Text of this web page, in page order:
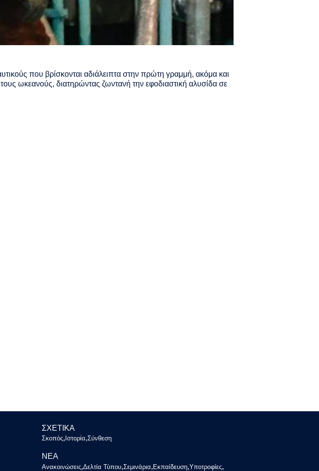
που βρίσκονται αδιάλειπτα στην πρώτη γραμμή, ακόμα και
ωκεανούς, διατηρώντας ζωντανή την εφοδιαστική αλυσίδα σε
ΣΧΕΤΙΚΑ
Σκοπός, Ιστορία,Σύνθεση
ΝΕΑ
Ανακοινώσεις,Δελτία Τύπου,Σεμινάρια, Εκπαίδευση,Υποτροφίες,